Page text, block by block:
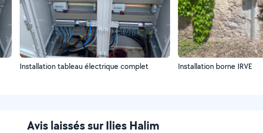
Installation tableau électrique complet Installation borne IRVE
Avis laissés sur Ilies Halim